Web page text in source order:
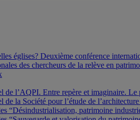
églises? Deuxième conférence
des chercheurs de la relève en
de l’AQPI. Entre repère et imaginaire.
de la Société pour l’étude de
“Désindustrialisation, patrimoine